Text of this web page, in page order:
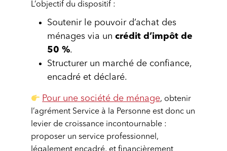
L’objectif du dispositif :
Soutenir le pouvoir d’achat des
ménages via un crédit d’impôt de
50 %.
Structurer un marché de confiance,
encadré et déclaré.
Pour une société de ménage, obtenir
l’agrément Service à la Personne est donc un
levier de croissance incontournable :
proposer un service professionnel,